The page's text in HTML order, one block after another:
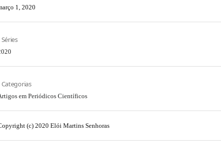
1, 2020
Séries
Categorias
em Periódicos Científicos
(c) 2020 Elói Martins Senhoras